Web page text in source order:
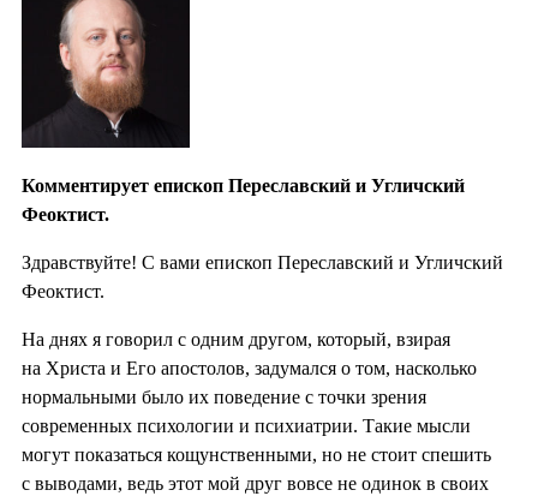
Комментирует епископ Переславский и Угличский
Феоктист.
Здравствуйте! С вами епископ Переславский и Угличский
Феоктист.
На днях я говорил с одним другом, который, взирая
на Христа и Его апостолов, задумался о том, насколько
нормальными было их поведение с точки зрения
современных психологии и психиатрии. Такие мысли
могут показаться кощунственными, но не стоит спешить
с выводами, ведь этот мой друг вовсе не одинок в своих